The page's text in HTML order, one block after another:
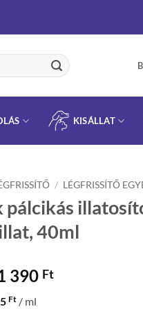
KISÁLLAT
/ LÉGFRISSÍTŐ
40ml
390 FtCurrent
Ft / ml